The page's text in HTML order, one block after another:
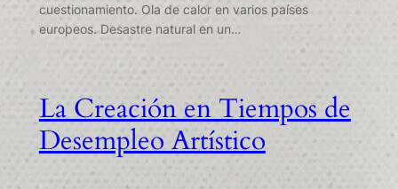
cuestionamiento. Ola de calor en varios países
europeos. Desastre natural en un…
La Creación en Tiempos de
Desempleo Artístico